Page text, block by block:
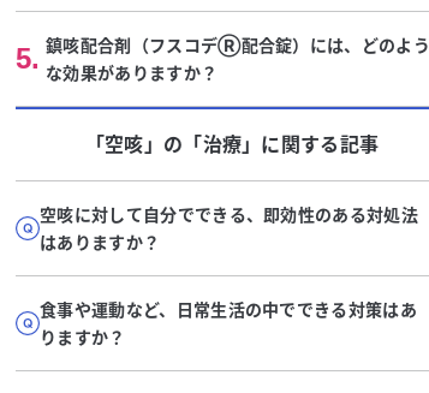
5. 鎮咳配合剤（フスコデⓇ配合錠）には、どのよう
な効果がありますか？
「空咳」 の「治療」に関する記事
空咳に対して自分でできる、即効性のある対処法
はありますか？
食事や運動など、日常生活の中でできる対策はあ
りますか？